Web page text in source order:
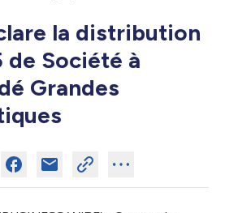
la distribution
de Société à
Grandes